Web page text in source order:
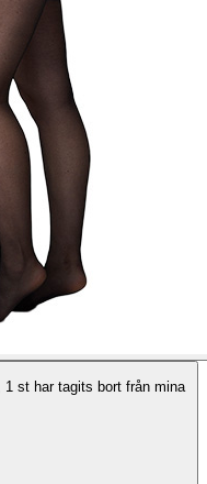
st har tagits bort från mina